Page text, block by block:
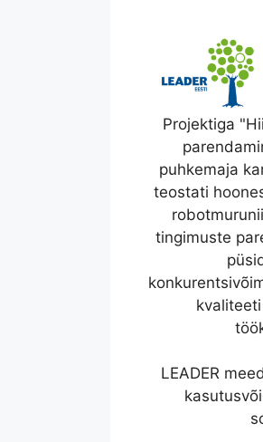
Projektiga
puhkemaja
teostati
tingimuste
LEADER